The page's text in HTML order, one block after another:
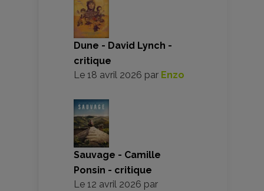
Dune - David Lynch -
critique
Le 18 avril 2026 par Enzo
Sauvage - Camille
Ponsin - critique
Le 12 avril 2026 par